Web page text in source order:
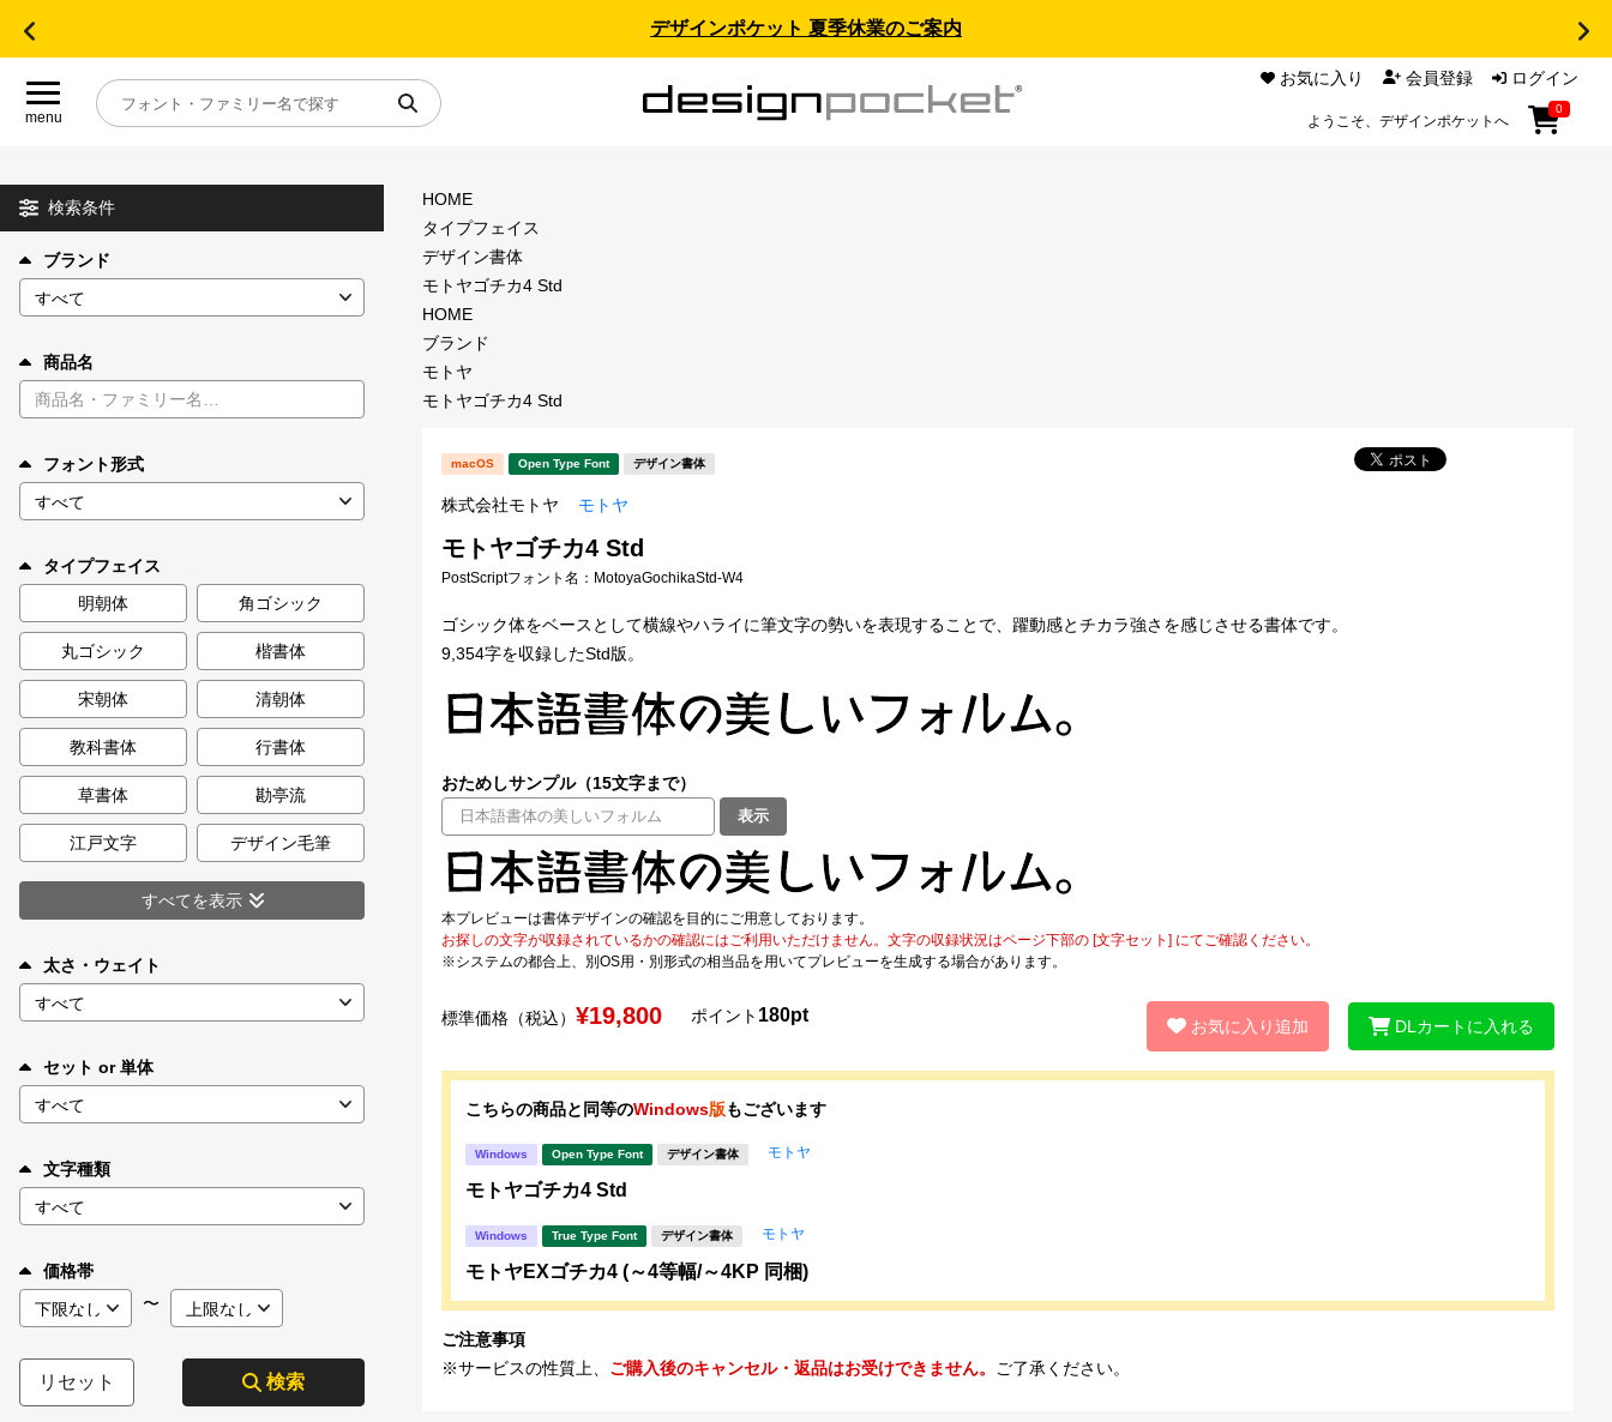
デザインポケット 夏季休業のご案内
menu
お気に入り 会員登録 ログイン
ようこそ、デザインポケットへ
0
目的別フォントガイド
特集
年間ライセンス商品
キャンペーン一覧
カート 0
マイページ
お気に入り
ご利用ガイド
お問い合わせ
検索条件
ブランド
商品名
フォント形式
タイプフェイス
明朝体
角ゴシック
丸ゴシック 楷書体
宋朝体 清朝体
教科書体 行書体
草書体 勘亭流
江戸文字 デザイン毛筆
すべてを表示
太さ・ウェイト
セット or 単体
文字種類
価格帯
〜
リセット 検索
HOME
タイプフェイス
デザイン書体
モトヤゴチカ4 Std
HOME
ブランド
モトヤ
モトヤゴチカ4 Std
macOS Open Type Font デザイン書体
株式会社モトヤ モトヤ
モトヤゴチカ4 Std
PostScriptフォント名： MotoyaGochikaStd-W4
ゴシック体をベースとして横線やハライに筆文字の勢いを表現することで、躍動感とチカラ強さを感じさせる書体です。
9,354字を収録したStd版。
おためしサンプル（15文字まで）
表示
本プレビューは書体デザインの確認を目的にご用意しております。
お探しの文字が収録されているかの確認にはご利用いただけません。文字の収録状況はページ下部の [文字セット] にてご確認ください。
※システムの都合上、別OS用・別形式の相当品を用いてプレビューを生成する場合があります。
標準価格（税込） ¥19,800 ポイント 180pt
お気に入り追加 DLカートに入れる
こちらの商品と同等のWindows版もございます
Windows Open Type Font デザイン書体 モトヤ
モトヤゴチカ4 Std
Windows True Type Font デザイン書体 モトヤ
モトヤEXゴチカ4 (～4等幅/～4KP 同梱)
ご注意事項
※サービスの性質上、 ご購入後のキャンセル・返品はお受けできません。 ご了承ください。